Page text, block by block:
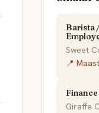
Barista
Sweet
📍
Giraffe